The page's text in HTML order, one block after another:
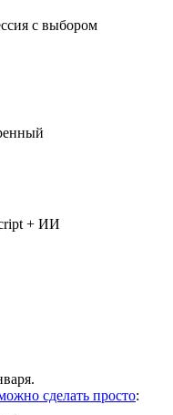
с выбором
+ ИИ
сделать просто: